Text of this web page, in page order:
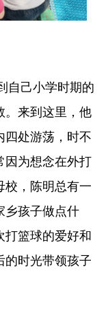
己小学时期的
来到这里，他
处游荡，时不
因为想念在外打
，陈明总有一
乡孩子做点什
篮球的爱好和
时光带领孩子